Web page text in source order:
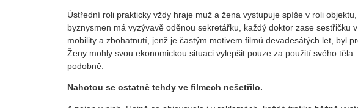
Ústřední roli prakticky vždy hraje muž a žena vystupuje spíše v roli
byznysmen má vyzývavě oděnou sekretářku, každý doktor zase sestřičku
mobility a zbohatnutí, jenž je častým motivem filmů devadesátých let, byl
Ženy mohly svou ekonomickou situaci vylepšit pouze za použití svého
podobně.
Nahotou se ostatně tehdy ve filmech nešetřilo.